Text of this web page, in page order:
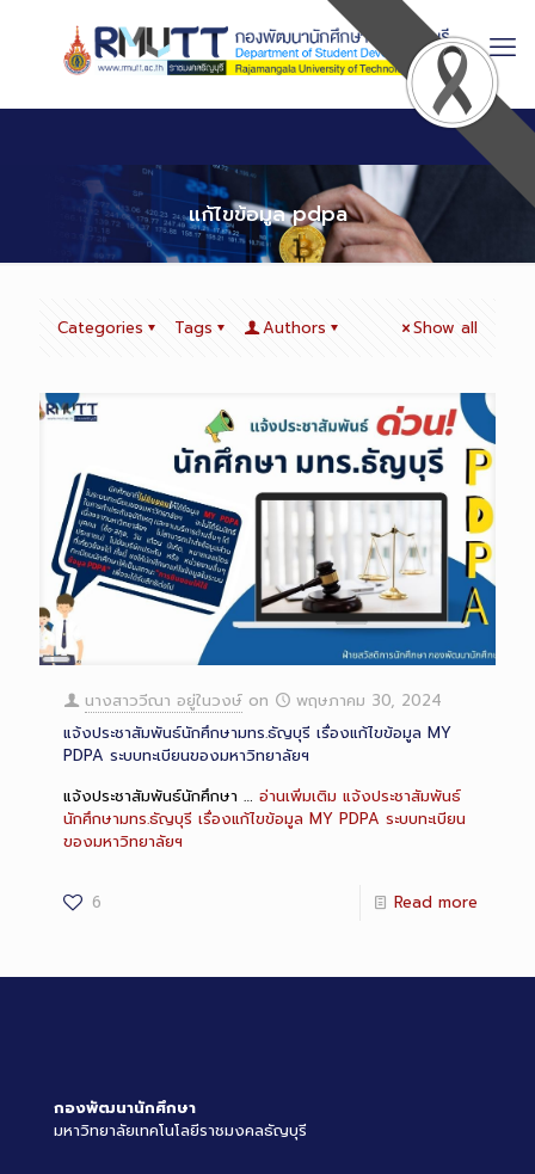
แก้ไขข้อมูล pdpa
Categories Tags Authors Show all
Long
Description
นางสาววีณา อยู่ในวงษ์ on
พฤษภาคม 30, 2024
แจ้งประชาสัมพันธ์นักศึกษามทร.ธัญบุรี เรื่องแก้ไขข้อมูล MY
PDPA ระบบทะเบียนของมหาวิทยาลัยฯ
แจ้งประชาสัมพันธ์นักศึกษา … อ่านเพิ่มเติม แจ้งประชาสัมพันธ์
นักศึกษามทร.ธัญบุรี เรื่องแก้ไขข้อมูล MY PDPA ระบบทะเบียน
ของมหาวิทยาลัยฯ
6 Read more
กองพัฒนานักศึกษา
มหาวิทยาลัยเทคโนโลยีราชมงคลธัญบุรี